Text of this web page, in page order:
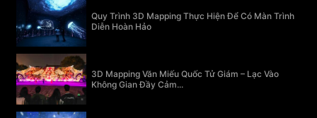
Quy Trình 3D Mapping Thực Hiện Để Có Màn Trình
Diễn Hoàn Hảo
3D Mapping Văn Miếu Quốc Tử Giám – Lạc Vào
Không Gian Đầy Cảm...